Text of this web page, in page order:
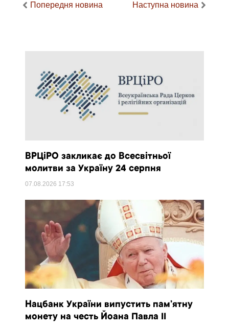
Попередня новина Наступна новина
ВРЦіРО закликає до Всесвітньої
молитви за Україну 24 серпня
07.08.2026 17:53
Нацбанк України випустить пам’ятну
монету на честь Йоана Павла II